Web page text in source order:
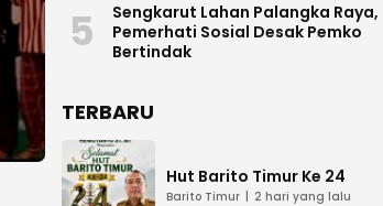
5
Sengkarut Lahan Palangka Raya,
Pemerhati Sosial Desak Pemko
Bertindak
TERBARU
Hut Barito Timur Ke 24
Barito Timur 2 hari yang lalu